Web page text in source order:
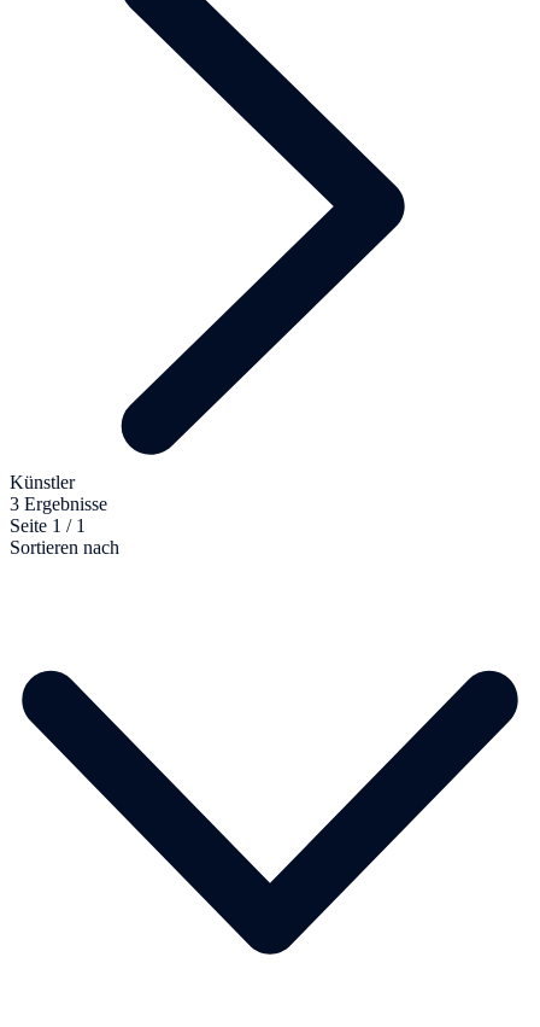
Künstler
3 Ergebnisse
Seite 1 / 1
Sortieren nach